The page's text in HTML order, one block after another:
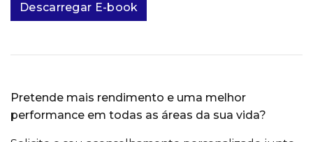
Descarregar E-book
Pretende mais rendimento e uma melhor
performance em todas as áreas da sua vida?